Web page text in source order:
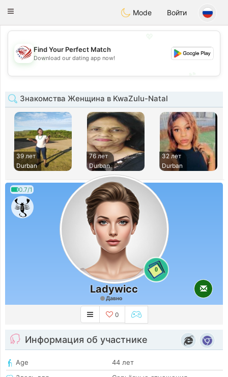
Dating
Toggle
Mode Войти
💖
💕
Find Your Perfect Match
Download our dating app now!
Знакомства Женщина в KwaZulu-Natal
39 лет
Durban
76 лет
Durban
32 лет
Durban
0.7/1
0
Ladywicc
Давно
0
Информация об участнике
Age
44 лет